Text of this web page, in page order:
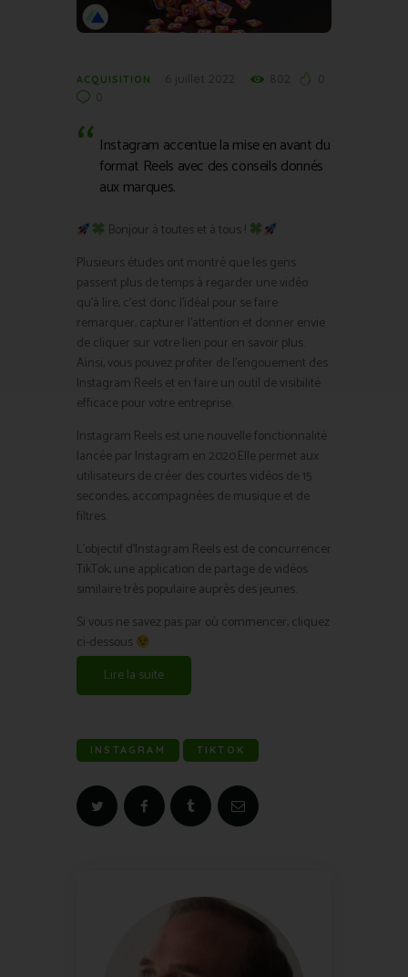
ACQUISITION
Instagram accentue la mise en avant du
format Reels avec des conseils donnés
aux marques.
Bonjour à toutes et à tous !
Plusieurs études ont montré que les gens
passent plus de temps à regarder une vidéo
qu’à lire, c’est donc l’idéal pour se faire
remarquer, capturer l’attention et donner envie
de cliquer sur votre lien pour en savoir plus.
Ainsi, vous pouvez profiter de l’engouement des
Instagram Reels et en faire un outil de visibilité
efficace pour votre entreprise.
Instagram Reels est une nouvelle fonctionnalité
lancée par Instagram en 2020.Elle permet aux
utilisateurs de créer des courtes vidéos de 15
secondes, accompagnées de musique et de
filtres.
L’objectif d’Instagram Reels est de concurrencer
TikTok, une application de partage de vidéos
similaire très populaire auprès des jeunes.
Si vous ne savez pas par où commencer, cliquez
ci-dessous
Lire la suite
INSTAGRAM TIKTOK